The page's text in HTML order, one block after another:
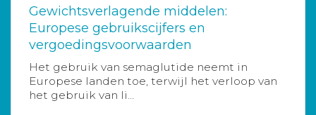
Gewichtsverlagende middelen:
Europese gebruikscijfers en
vergoedingsvoorwaarden
Het gebruik van semaglutide neemt in
Europese landen toe, terwijl het verloop van
het gebruik van li...